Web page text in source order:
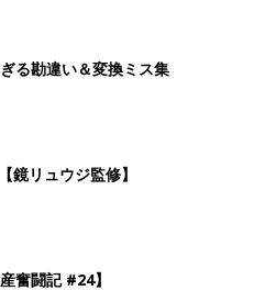
る勘違い＆変換ミス集
リュウジ監修】
奮闘記 #24】